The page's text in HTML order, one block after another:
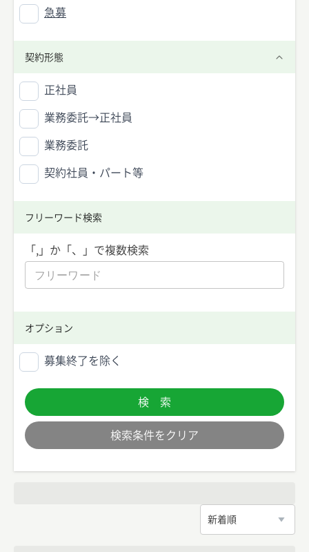
急募
契約形態
正社員
業務委託→正社員
業務委託
契約社員・パート等
フリーワード検索
「,」か「、」で複数検索
オプション
募集終了を除く
検 索
検索条件をクリア